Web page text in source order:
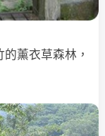
薰衣草森林，